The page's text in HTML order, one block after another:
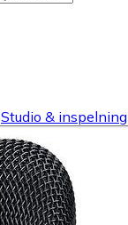
Studio & inspelning